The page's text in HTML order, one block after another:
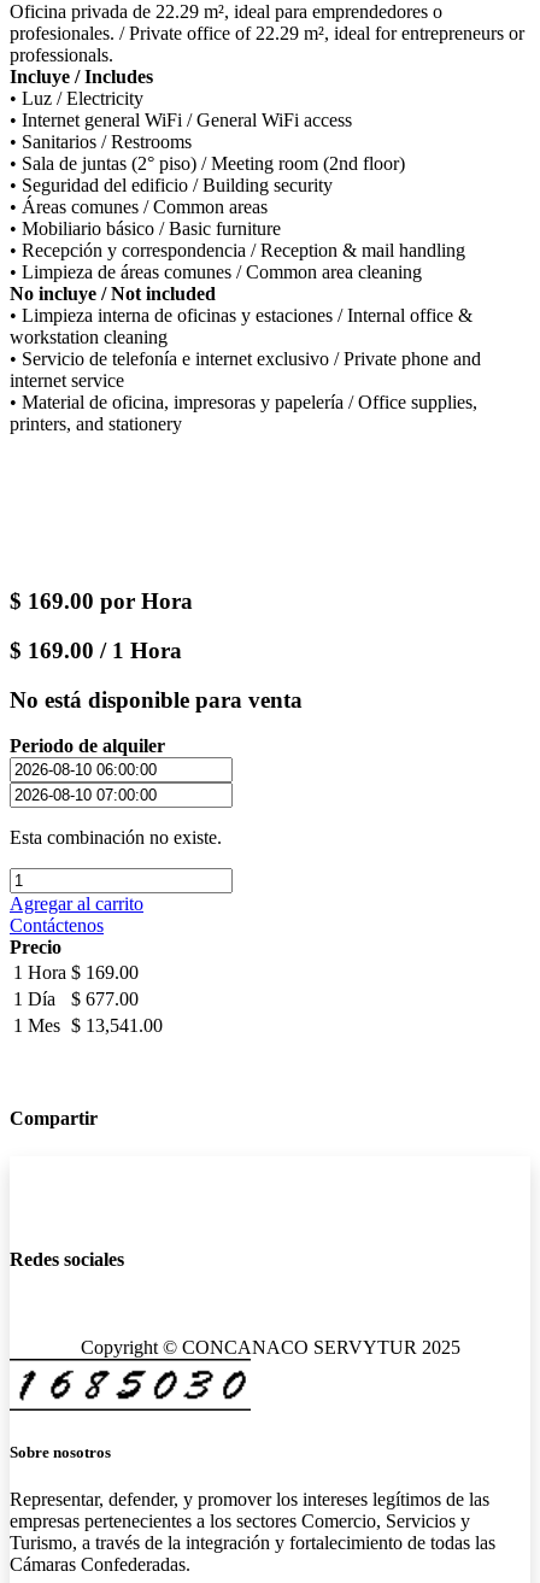
Oficina privada de 22.29 m², ideal para emprendedores o
profesionales. / Private office of 22.29 m², ideal for entrepreneurs or
professionals.
Incluye / Includes
• Luz / Electricity
• Internet general WiFi / General WiFi access
• Sanitarios / Restrooms
• Sala de juntas (2° piso) / Meeting room (2nd floor)
• Seguridad del edificio / Building security
• Áreas comunes / Common areas
• Mobiliario básico / Basic furniture
• Recepción y correspondencia / Reception & mail handling
• Limpieza de áreas comunes / Common area cleaning
No incluye / Not included
• Limpieza interna de oficinas y estaciones / Internal office &
workstation cleaning
• Servicio de telefonía e internet exclusivo / Private phone and
internet service
• Material de oficina, impresoras y papelería / Office supplies,
printers, and stationery
$ 169.00 por Hora
$ 169.00 / 1 Hora
No está disponible para venta
Periodo de alquiler
Esta combinación no existe.
Agregar al carrito
Contáctenos
Precio
1 Hora $ 169.00
1 Día
$ 677.00
1 Mes $ 13,541.00
Compartir
Redes sociales
Copyright © CONCANACO SERVYTUR 2025
Sobre nosotros
Representar, defender, y promover los intereses legítimos de las
empresas pertenecientes a los sectores Comercio, Servicios y
Turismo, a través de la integración y fortalecimiento de todas las
Cámaras Confederadas.